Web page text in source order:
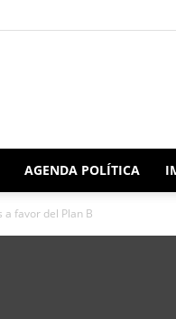
AGENDA POLÍTICA
favor del Plan B